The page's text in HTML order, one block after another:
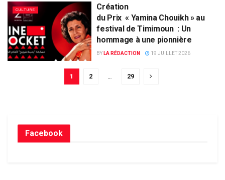
CULTURE
Création
du Prix « Yamina Chouikh » au
festival de Timimoun : Un
hommage à une pionnière
BY LA RÉDACTION 19 JUILLET 2026
1 2 … 29
Facebook